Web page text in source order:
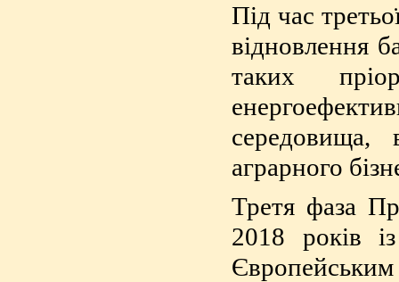
Під час
відновлення
таких
середовища,
аграрного
Третя фаза
2018 років